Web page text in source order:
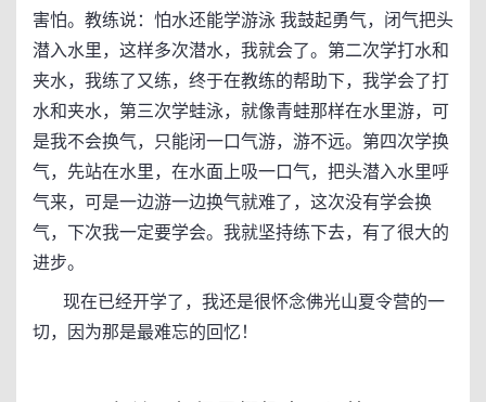
害怕。教练说：怕水还能学游泳 我鼓起勇气，闭气把头
潜入水里，这样多次潜水，我就会了。第二次学打水和
夹水，我练了又练，终于在教练的帮助下，我学会了打
水和夹水，第三次学蛙泳，就像青蛙那样在水里游，可
是我不会换气，只能闭一口气游，游不远。第四次学换
气，先站在水里，在水面上吸一口气，把头潜入水里呼
气来，可是一边游一边换气就难了，这次没有学会换
气，下次我一定要学会。我就坚持练下去，有了很大的
进步。
现在已经开学了，我还是很怀念佛光山夏令营的一
切，因为那是最难忘的回忆！